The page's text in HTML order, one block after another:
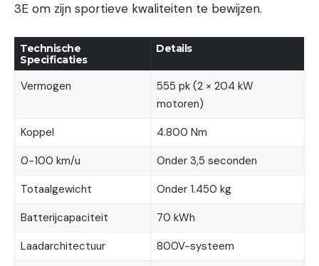
3E om zijn sportieve kwaliteiten te bewijzen.
Technische
Specificaties
Details
Vermogen
555 pk (2 × 204 kW
motoren)
Koppel
4.800 Nm
0-100 km/u
Onder 3,5 seconden
Totaalgewicht
Onder 1.450 kg
Batterijcapaciteit
70 kWh
Laadarchitectuur
800V-systeem